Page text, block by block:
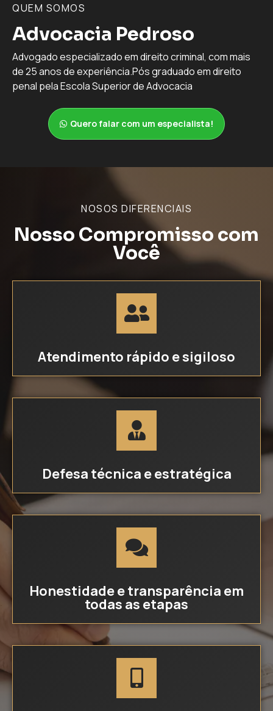
QUEM SOMOS
Advocacia Pedroso
Advogado especializado em direito criminal, com mais
de 25 anos de experiência.Pós graduado em direito
penal pela Escola Superior de Advocacia
Quero falar com um especialista!
NOSOS DIFERENCIAIS
Nosso Compromisso com
Você
Atendimento rápido e sigiloso
Defesa técnica e estratégica
Honestidade e transparência em
todas as etapas